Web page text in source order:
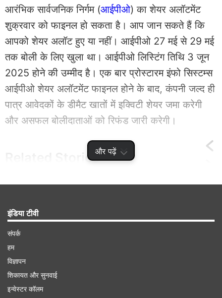
और पढ़ें
आरंभिक सार्वजनिक निर्गम (आईपीओ) का शेयर अलॉटमेंट
शुक्रवार को फाइनल हो सकता है। आप जान सकते हैं कि
आपको शेयर अलॉट हुए या नहीं। आईपीओ 27 मई से 29 मई
तक बोली के लिए खुला था। आईपीओ लिस्टिंग तिथि 3 जून
2025 होने की उम्मीद है। एक बार प्रोस्टारम इंफो सिस्टम्स
आईपीओ शेयर अलॉटमेंट फाइनल होने के बाद, कंपनी जल्द ही
पात्र आवेदकों के डीमैट खातों में इक्विटी शेयर जमा करेगी
और असफल बोलीदाताओं को रिफंड जारी करेगी।
Stories
इंडिया टीवी
संपर्क
हम
विज्ञापन
शिकायत और सुनवाई
इन्वेस्टर कॉलम